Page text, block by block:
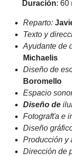
Duración: 60
Reparto:
Texto y
Ayudante de
Michaelis
Diseño de
Boromello
Espacio
Diseño de
Fotografťa e
Diseño
Producción y
Dirección de